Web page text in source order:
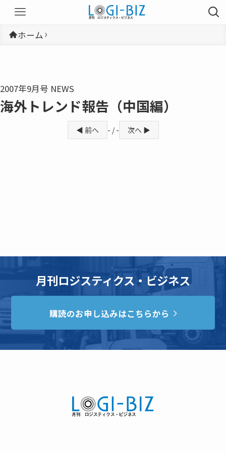
ホーム
2007年9月号 NEWS
海外トレンド報告（中国編）
◀ 前へ - / - 次へ ▶
月刊ロジスティクス・ビジネス
購読のお申し込みはこちらから